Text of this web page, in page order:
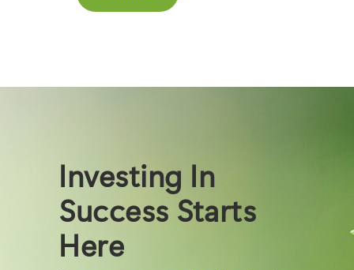
Investing In
Success Starts
Here